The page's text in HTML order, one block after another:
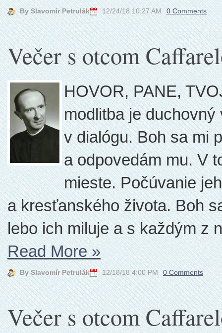
By Slavomír Petrulák 12/24/18 10:27 AM 0 Comments
Večer s otcom
HOVOR, PANE,
modlitba je
v dialógu. Boh sa mi
a odpovedám mu. V
mieste. Počúvanie
a kresťanského života. Boh
lebo ich miluje a s každým z
Read More»
By Slavomír Petrulák 12/18/18 4:00 PM 0 Comments
Večer s otcom